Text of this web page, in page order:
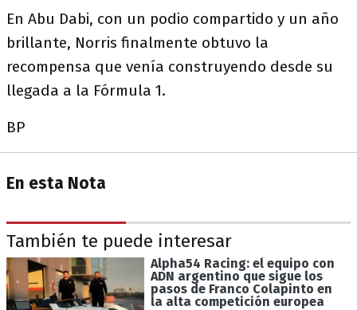
En Abu Dabi, con un podio compartido y un año
brillante, Norris finalmente obtuvo la
recompensa que venía construyendo desde su
llegada a la Fórmula 1.
BP
En esta Nota
También te puede interesar
Alpha54 Racing: el equipo con
ADN argentino que sigue los
pasos de Franco Colapinto en
la alta competición europea